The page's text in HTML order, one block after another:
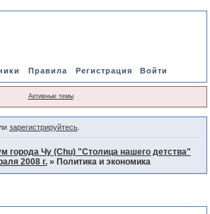
Правила Регистрация Войти
Активные темы
зарегистрируйтесь.
города Чу (Chu) "Столица нашего детства"
2008 г. » Политика и экономика